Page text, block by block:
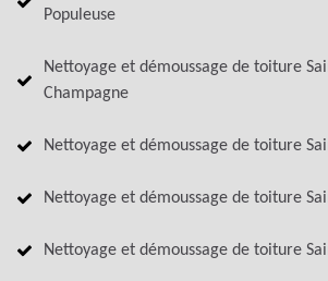
Populeuse
Nettoyage et démoussage de toiture
Champagne
Nettoyage et démoussage de toiture
Nettoyage et démoussage de toiture
Nettoyage et démoussage de toiture